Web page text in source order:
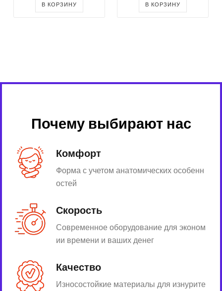
В КОРЗИНУ В КОРЗИНУ
Почему выбирают нас
Комфорт
Форма с учетом анатомических особенн
остей
Скорость
Современное оборудование для эконом
ии времени и ваших денег
Качество
Износостойкие материалы для изнурите